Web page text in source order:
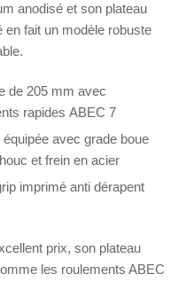
anodisé et son plateau
en fait un modèle robuste
de 205 mm avec
rapides ABEC 7
équipée avec grade boue
et frein en acier
imprimé anti dérapent
prix, son plateau
les roulements ABEC